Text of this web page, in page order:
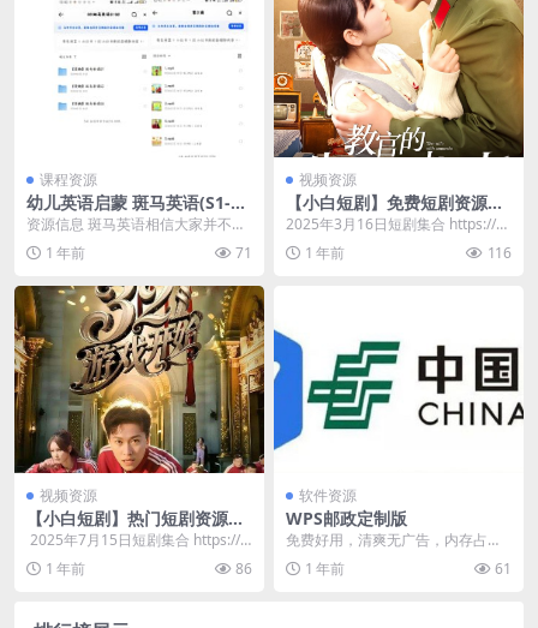
课程资源
幼儿英语启蒙 斑马英语(S1-S
3)
资源信息 斑马英语相信大家并不陌
生，它是一家备受家长关注的幼儿
英语启蒙机构，其在...
1 年前 71
视频资源
【小白短剧】免费短剧资源分
享2025年3月16日
2025年3月16日短剧集合 https://p
an.quark.cn/s/06...
1 年前 116
视频资源
【小白短剧】热门短剧资源分
享2025年7月15日
​ 2025年7月15日短剧集合 https://p
an.quark.cn/s/...
1 年前 86
软件资源
WPS邮政定制版
免费好用，清爽无广告，内存占用
低，不易崩溃，支持联网登录在线
文档，有四件套，可永...
1 年前 61